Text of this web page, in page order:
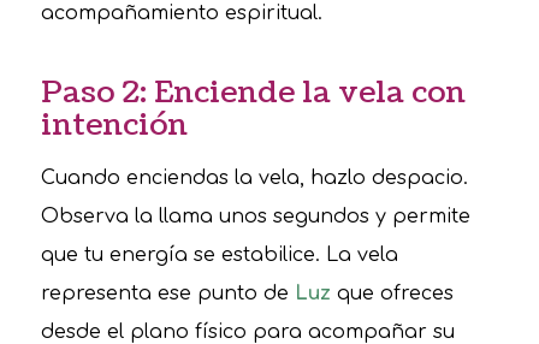
acompañamiento espiritual.
Paso 2: Enciende la vela con
intención
Cuando enciendas la vela, hazlo despacio.
Observa la llama unos segundos y permite
que tu energía se estabilice. La vela
representa ese punto de Luz que ofreces
desde el plano físico para acompañar su